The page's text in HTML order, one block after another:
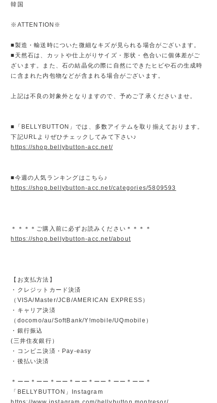
韓国
※ATTENTION※
■製造・輸送時についた微細なキズが見られる場合がございます。
■天然石は、カットや仕上がりサイズ・形状・色合いに個体差がご
ざいます。また、石の結晶化の際に自然にできたヒビや石の生成時
に含まれた内包物などが含まれる場合がございます。
上記は不良の対象外となりますので、予めご了承くださいませ。
■「BELLYBUTTON」では、多数アイテムを取り揃えております。
下記URLよりぜひチェックしてみて下さい♪
https://shop.bellybutton-acc.net/
■今週の人気ランキングはこちら♪
https://shop.bellybutton-acc.net/categories/5809593
＊＊＊＊ご購入前に必ずお読みください＊＊＊＊
https://shop.bellybutton-acc.net/about
【お支払方法】
・クレジットカード決済
（VISA/Master/JCB/AMERICAN EXPRESS）
・キャリア決済
（docomo/au/SoftBank/Y!mobile/UQmobile）
・銀行振込
(三井住友銀行）
・コンビニ決済・Pay-easy
・後払い決済
＊ーー＊ーー＊ーー＊ーー＊ーー＊ーー＊ーー＊
「BELLYBUTTON」Instagram